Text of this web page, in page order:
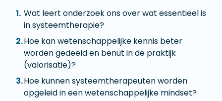
Wat leert onderzoek ons over wat essentieel is
in systeemtherapie?
Hoe kan wetenschappelijke kennis beter
worden gedeeld en benut in de praktijk
(valorisatie)?
Hoe kunnen systeemtherapeuten worden
opgeleid in een wetenschappelijke mindset?